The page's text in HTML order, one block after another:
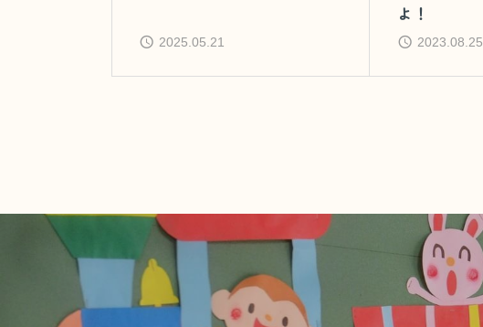
2025.05.21
よ！
2023.08.25